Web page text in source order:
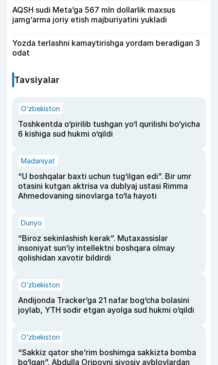
AQSH sudi Meta’ga 567 mln dollarlik maxsus
jamg‘arma joriy etish majburiyatini yukladi
Yozda terlashni kamaytirishga yordam beradigan 3
odat
Tavsiyalar
O‘zbekiston
Toshkentda o‘pirilib tushgan yo‘l qurilishi bo‘yicha
6 kishiga sud hukmi o‘qildi
Madaniyat
“U boshqalar baxti uchun tug‘ilgan edi”. Bir umr
otasini kutgan aktrisa va dublyaj ustasi Rimma
Ahmedovaning sinovlarga to‘la hayoti
Dunyo
“Biroz sekinlashish kerak”. Mutaxassislar
insoniyat sun’iy intellektni boshqara olmay
qolishidan xavotir bildirdi
O‘zbekiston
Andijonda Tracker’ga 21 nafar bog‘cha bolasini
joylab, YTH sodir etgan ayolga sud hukmi o‘qildi
O‘zbekiston
“Sakkiz qator she’rim boshimga sakkizta bomba
bo‘lgan”. Abdulla Oripovni siyosiy ayblovlardan